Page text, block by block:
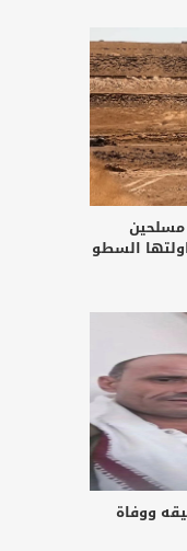
السطو
ووفاة